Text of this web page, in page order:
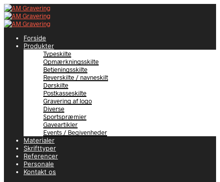
Forside
Produkter
Typeskilte
Opmærkningsskilte
Betjeningsskilte
Reverskilte / navneskilt
Dørskilte
Postkasseskilte
Gravering af logo
Diverse
Sportspræmier
Gaveartikler
Events / Begivenheder
Materialer
Skrifttyper
Referencer
Personale
Kontakt os